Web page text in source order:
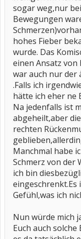
sogar weg,nur
Bewegungen
hohes Fieber
wurde. Das
einen Ansatz von
war auch nur der
.Falls ich
hätte ich eher ne
Na jedenfalls ist
abgeheilt,aber
rechten
Manchmal habe
Schmerz von der
ich bin
eingeschrenkt.Es
Gefühl,was ich
Nun würde mich
Euch auch